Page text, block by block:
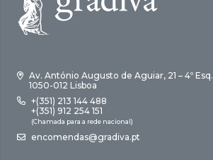
Av. António Augusto de Aguiar, 21 – 4º Esq.
1050-012 Lisboa
+(351) 213 144 488
+(351) 912 254 151
(Chamada para a rede nacional)
encomendas@gradiva.pt